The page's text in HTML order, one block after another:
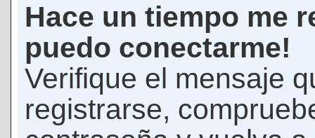
Hace un tiempo me
puedo conectarme!
Verifique el mensaje
registrarse,